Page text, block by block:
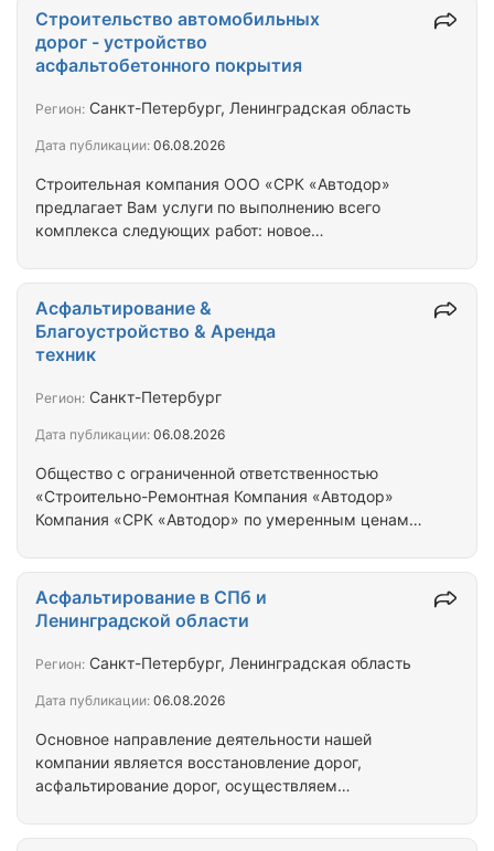
автомобильных дорог и дворовых территорий.
Благоустройство территорий: асфальтирование
и устройство проездов, пешеходных дорожек и
площадок из асфальтобетонных смесей, отсыпка
установка бортовых камней, укладка тротуарной
(Экопарковка), устройство…
Строительная компания ООО «СРК «Автодор»
предлагает Вам услуги по выполнению всего
комплекса следующих работ: новое
автомобильных дорог и дворовых территорий.
Благоустройство территорий: устройство
проездов, пешеходных дорожек и площадок из
бортовых камней, укладка тротуарной плитки,
(Экопарковка), устройство дорожек из
Строительство автомобильных
дорог - устройство
асфальтобетонного покрытия
Регион: Санкт-Петербург, Ленинградская область
Дата публикации: 06.08.2026
Общество с ограниченной ответственностью
«Строительно-Ремонтная Компания «Автодор»
Компания «СРК «Автодор» по умеренным ценам
асфальтового покрытия: • подготовительные
работы перед асфальтированием, включая уборку,
и очистку строительной площадки - проведение
геодезической разбивки; • демонтирование
устранение старого покрытия асфальтового или
Асфальтирование &
Благоустройство & Аренда
техник
Регион: Санкт-Петербург
Дата публикации: 06.08.2026
Основное направление деятельности нашей
компании является восстановление дорог,
асфальтирование дорог, осуществляем
Асфальтирование в СПб и
Ленинградской области
Регион: Санкт-Петербург, Ленинградская область
Дата публикации: 06.08.2026